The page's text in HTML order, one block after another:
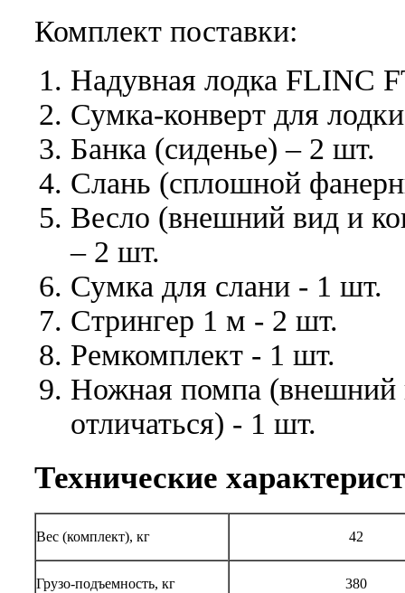
Комплект поставки:
Надувная лодка FLINC
Сумка-конверт для
Банка (сиденье) – 2 шт.
Слань (сплошной
Весло (внешний вид и
– 2 шт.
Сумка для слани - 1 шт.
Стрингер 1 м - 2 шт.
Ремкомплект - 1 шт.
Ножная помпа (внешний
отличаться) - 1 шт.
Технические
Вес (комплект), кг 42
Грузо-подъемность, кг 380